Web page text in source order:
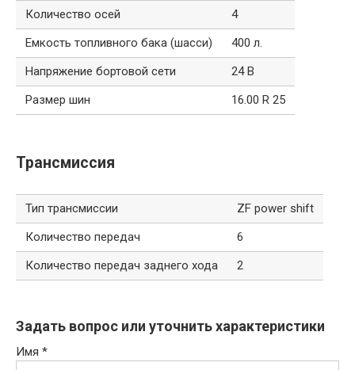
Количество осей
4
Емкость топливного бака (шасси)
400 л.
Напряжение бортовой сети
24 В
Размер шин
16.00 R 25
Трансмиссия
Тип трансмиссии
ZF power shift
Количество передач
6
Количество передач заднего хода
2
Задать вопрос или уточнить характеристики
Имя *